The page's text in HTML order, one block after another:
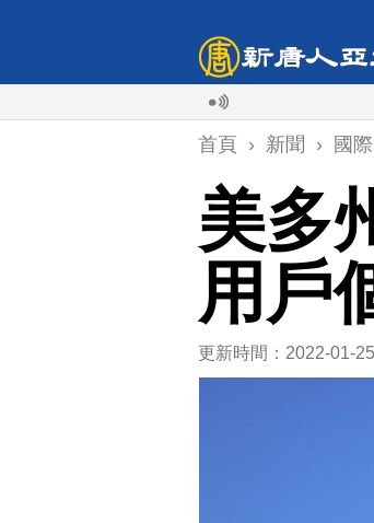
首頁 › 新聞 › 國際
美多
用戶
更新時間：2022-01-